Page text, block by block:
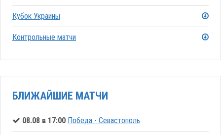
Кубок Украины
Контрольные матчи
БЛИЖАЙШИЕ МАТЧИ
08.08 в 17:00 Победа - Севастополь